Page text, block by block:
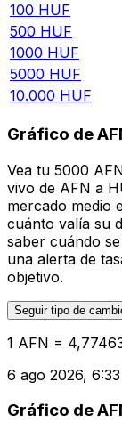
100 HUF
500 HUF
1000 HUF
5000 HUF
10.000 HUF
Gráfico de
Vea tu 5000
vivo de AFN a
mercado medio
cuánto valía su
saber cuándo
una alerta de
objetivo.
Seguir tipo de
1 AFN =
6 ago 2026,
Gráfico de